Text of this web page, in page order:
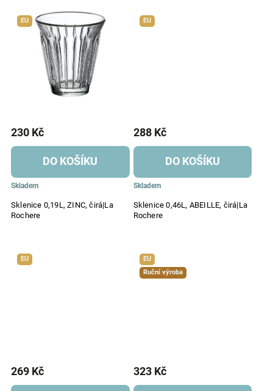
EU
Sklenice 0,19L, ZINC, čirá|La
Rochere
Skladem
230 Kč
DO KOŠÍKU
EU
Sklenice 0,46L, ABEILLE, čirá|La
Rochere
Skladem
288 Kč
DO KOŠÍKU
EU
269 Kč
EU
Ruční výroba
323 Kč